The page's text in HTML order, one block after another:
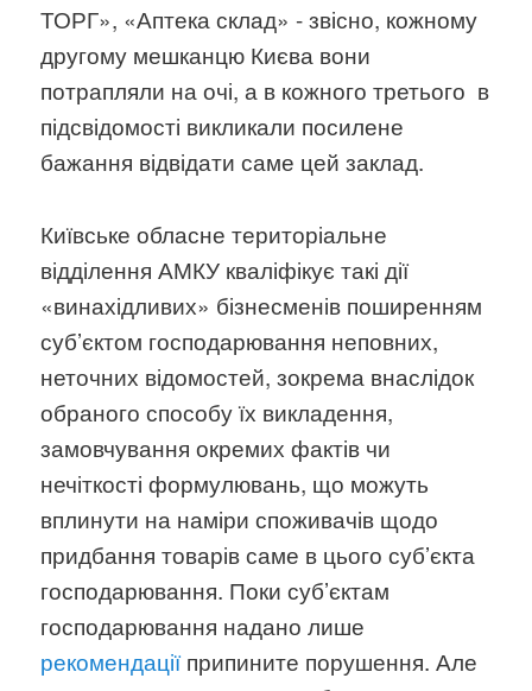
ТОРГ», «Аптека склад» ­­­- звісно, кожному
другому мешканцю Києва вони
потрапляли на очі, а в кожного третього в
підсвідомості викликали посилене
бажання відвідати саме цей заклад.
Київське обласне територіальне
відділення АМКУ кваліфікує такі дії
«винахідливих» бізнесменів поширенням
суб’єктом господарювання неповних,
неточних відомостей, зокрема внаслідок
обраного способу їх викладення,
замовчування окремих фактів чи
нечіткості формулювань, що можуть
вплинути на наміри споживачів щодо
придбання товарів саме в цього суб’єкта
господарювання. Поки суб’єктам
господарювання надано лише
рекомендації припините порушення. Але